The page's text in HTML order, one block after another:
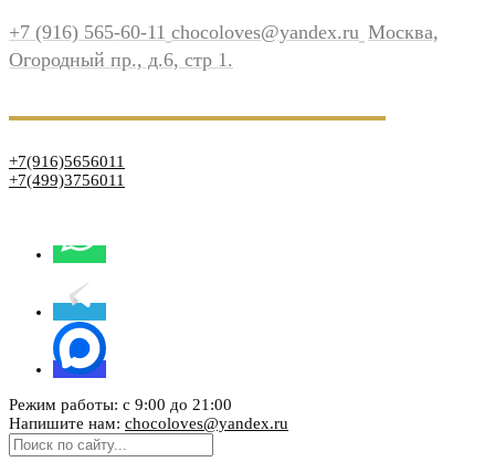
+7 (916) 565-60-11 chocoloves@yandex.ru Москва,
Огородный пр., д.6, стр 1.
+7(916)5656011
+7(499)3756011
Режим работы: с 9:00 до 21:00
Напишите нам: chocoloves@yandex.ru